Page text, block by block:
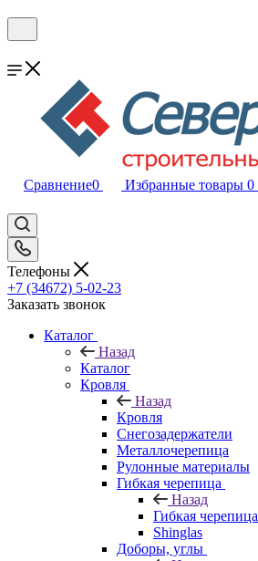
Сравнение0 Избранные товары 0
Телефоны
+7 (34672) 5-02-23
Заказать звонок
Каталог
Назад
Каталог
Кровля
Назад
Кровля
Снегозадержатели
Металлочерепица
Рулонные материалы
Гибкая черепица
Назад
Гибкая черепица
Shinglas
Доборы, углы